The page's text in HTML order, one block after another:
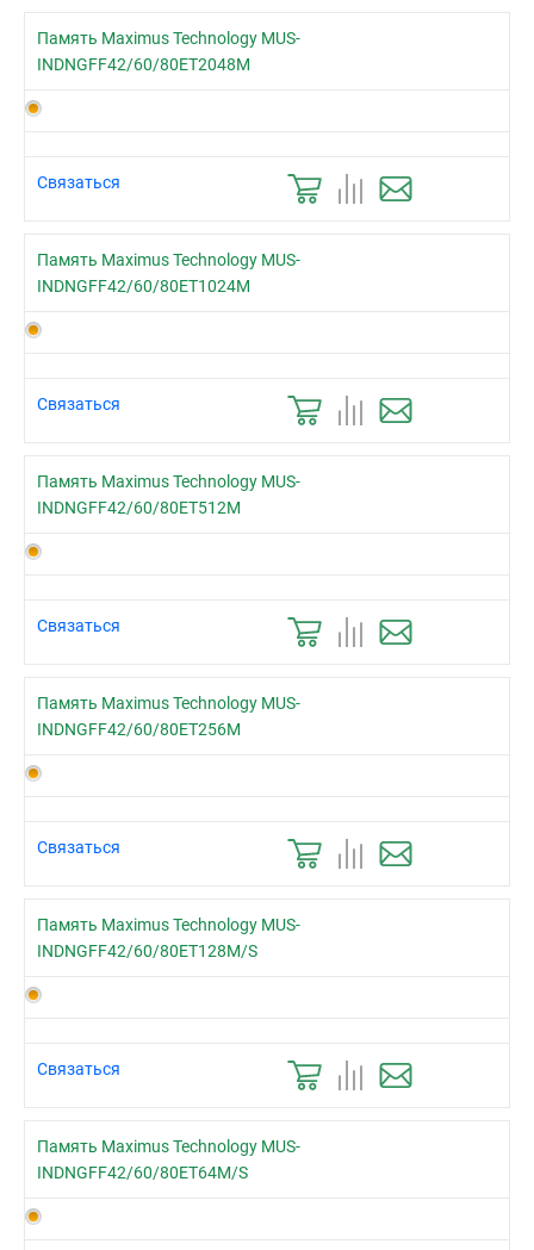
Память Maximus Technology MUS-
INDNGFF42/60/80ET2048M
Связаться
Память Maximus Technology MUS-
INDNGFF42/60/80ET1024M
Связаться
Память Maximus Technology MUS-
INDNGFF42/60/80ET512M
Связаться
Память Maximus Technology MUS-
INDNGFF42/60/80ET256M
Связаться
Память Maximus Technology MUS-
INDNGFF42/60/80ET128M/S
Связаться
Память Maximus Technology MUS-
INDNGFF42/60/80ET64M/S